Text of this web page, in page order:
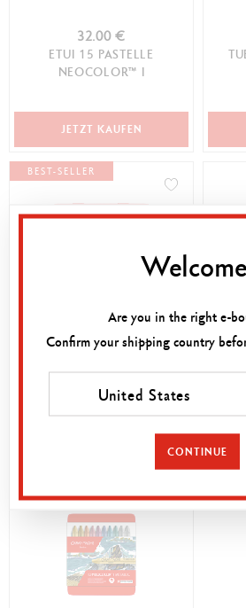
32.00 €
ETUI 15 PASTELLE
NEOCOLOR™ I
JETZT KAUFEN
BEST-SELLER
33.00 €
Are you in the right e-
Confirm your shipping country
United States
CONTINUE